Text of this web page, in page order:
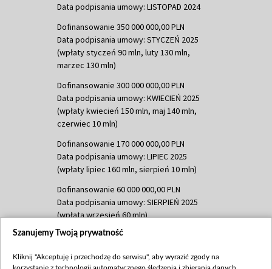
Data podpisania umowy: LISTOPAD 2024
Dofinansowanie 350 000 000,00 PLN
Data podpisania umowy: STYCZEŃ 2025
(wpłaty styczeń 90 mln, luty 130 mln,
marzec 130 mln)
Dofinansowanie 300 000 000,00 PLN
Data podpisania umowy: KWIECIEŃ 2025
(wpłaty kwiecień 150 mln, maj 140 mln,
czerwiec 10 mln)
Dofinansowanie 170 000 000,00 PLN
Data podpisania umowy: LIPIEC 2025
(wpłaty lipiec 160 mln, sierpień 10 mln)
Dofinansowanie 60 000 000,00 PLN
Data podpisania umowy: SIERPIEŃ 2025
(wpłata wrzesień 60 mln)
Dofinansowanie 635 783 051,21 PLN
(wpłata wrzesień 100 mln, październik 350
Szanujemy Twoją prywatność
Kliknij "Akceptuję i przechodzę do serwisu", aby wyrazić zgody na